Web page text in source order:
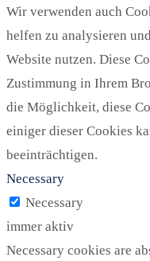
Wir verwenden auch
helfen zu analysieren
Website nutzen. Diese
Zustimmung in Ihrem
die Möglichkeit, diese
einiger dieser Cookies
beeinträchtigen.
Necessary
Necessary
immer aktiv
Necessary cookies are